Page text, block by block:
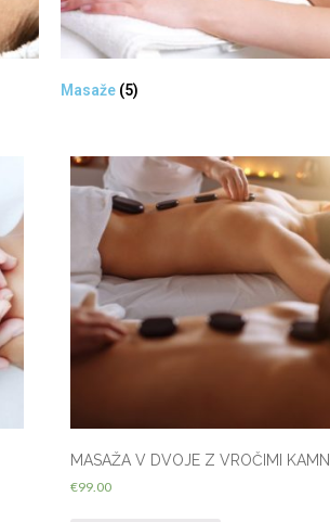
Masaže (5)
MASAŽA V DVOJE Z VROČIMI KAMNI
€99.00